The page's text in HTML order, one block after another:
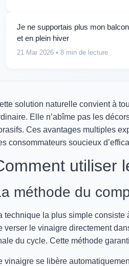
Je ne supportais plus mon
et en plein hiver
21 Mar 2026 • 8 min de lecture
solution naturelle convient à
Elle n’abîme pas les
Ces avantages multiples
consommateurs soucieux
utiliser
méthode du
technique la plus simple consiste
verser le vinaigre directement
du cycle. Cette méthode
vinaigre se libère